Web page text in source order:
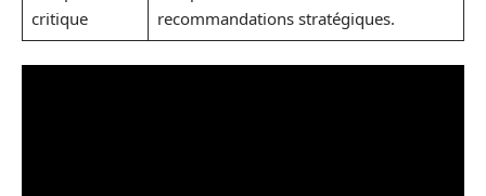
critique
recommandations stratégiques.